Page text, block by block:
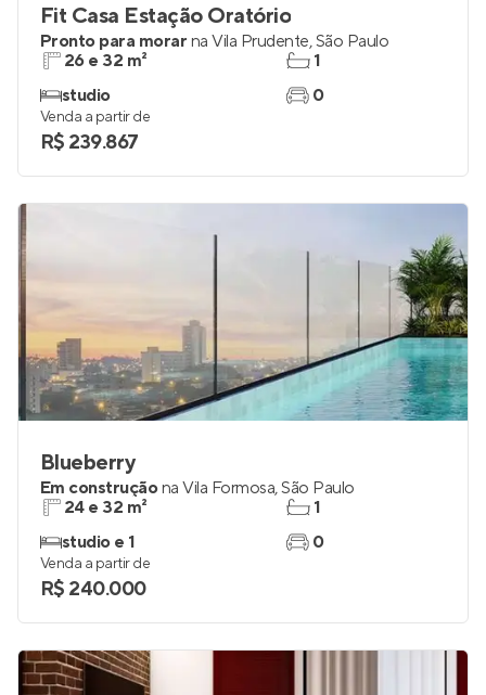
Fit Casa Estação Oratório
Pronto para morar na Vila Prudente,São Paulo
26 e 32 m²
studio
1
0
Venda a partir de
R$ 239.867
Blueberry
Em construçãona Vila Formosa,São Paulo
24 e 32 m²
studio e 1
1
0
Venda a partir de
R$ 240.000